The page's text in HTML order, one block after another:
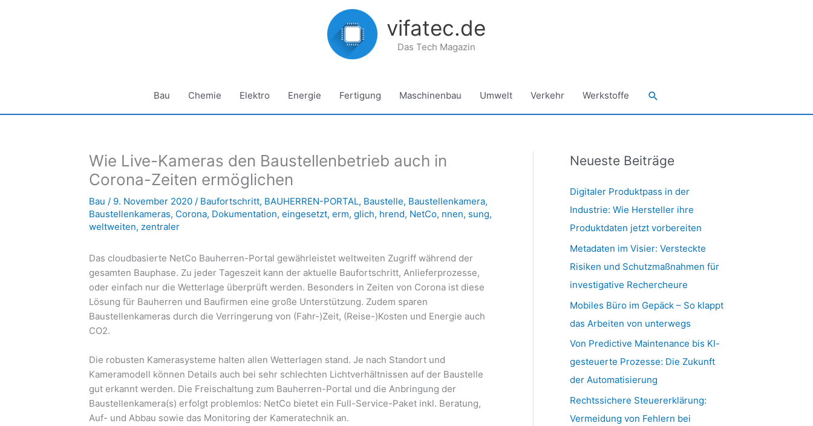
vifatec.de
Das Tech Magazin
Bau Chemie Elektro Energie Fertigung Maschinenbau Umwelt Verkehr Werkstoffe Suchen
Wie Live-Kameras den Baustellenbetrieb auch in
Corona-Zeiten ermöglichen
Bau / 9. November 2020 / Baufortschritt, BAUHERREN-PORTAL, Baustelle, Baustellenkamera,
Baustellenkameras, Corona, Dokumentation, eingesetzt, erm, glich, hrend, NetCo, nnen, sung,
weltweiten, zentraler
Das cloudbasierte NetCo Bauherren-Portal gewährleistet weltweiten Zugriff während der
gesamten Bauphase. Zu jeder Tageszeit kann der aktuelle Baufortschritt, Anlieferprozesse,
oder einfach nur die Wetterlage überprüft werden. Besonders in Zeiten von Corona ist diese
Lösung für Bauherren und Baufirmen eine große Unterstützung. Zudem sparen
Baustellenkameras durch die Verringerung von (Fahr-)Zeit, (Reise-)Kosten und Energie auch
CO2.
Die robusten Kamerasysteme halten allen Wetterlagen stand. Je nach Standort und
Kameramodell können Details auch bei sehr schlechten Lichtverhältnissen auf der Baustelle
gut erkannt werden. Die Freischaltung zum Bauherren-Portal und die Anbringung der
Baustellenkamera(s) erfolgt problemlos: NetCo bietet ein Full-Service-Paket inkl. Beratung,
Auf- und Abbau sowie das Monitoring der Kameratechnik an.
Neueste Beiträge
Digitaler Produktpass in der
Industrie: Wie Hersteller ihre
Produktdaten jetzt vorbereiten
Metadaten im Visier: Versteckte
Risiken und Schutzmaßnahmen für
investigative Rechercheure
Mobiles Büro im Gepäck – So klappt
das Arbeiten von unterwegs
Von Predictive Maintenance bis KI-
gesteuerte Prozesse: Die Zukunft
der Automatisierung
Rechtssichere Steuererklärung:
Vermeidung von Fehlern bei